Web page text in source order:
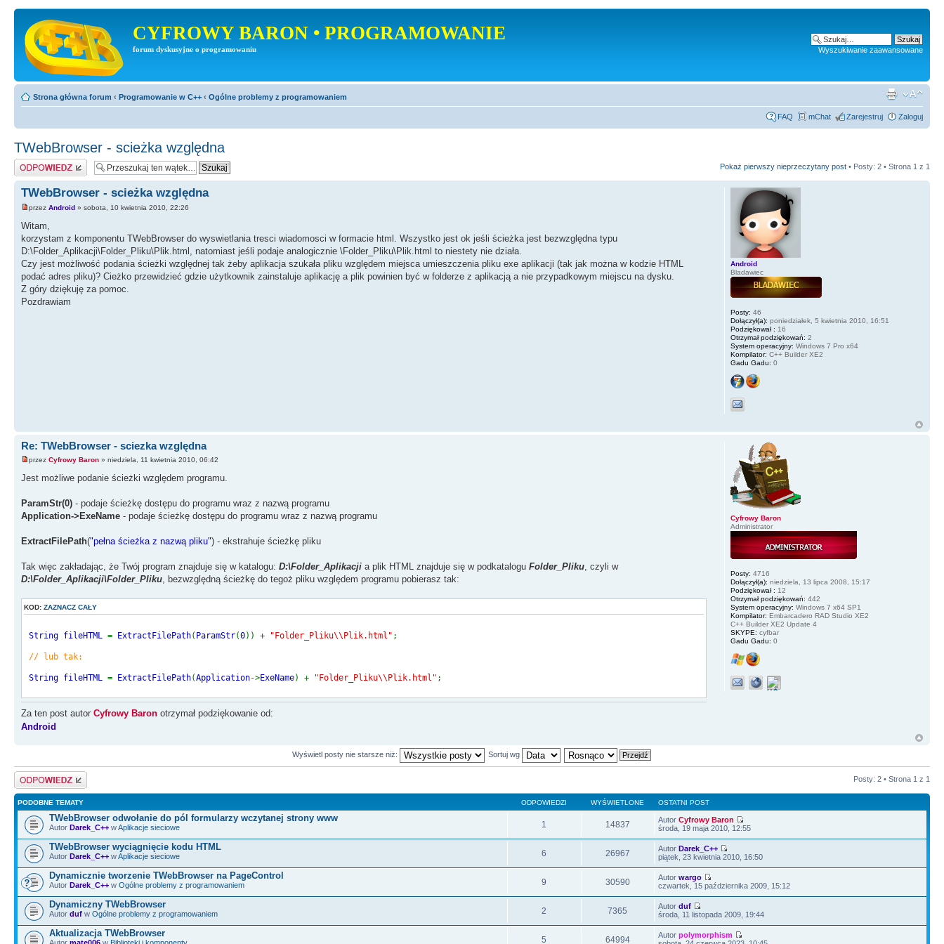
CYFROWY BARON • PROGRAMOWANIE
forum dyskusyjne o programowaniu Wyszukiwanie zaawansowane
Strona główna forum ‹ Programowanie w C++ ‹ Ogólne problemy z programowaniem
FAQ mChat Zarejestruj Zaloguj
TWebBrowser - scieżka względna
Odpowiedz Pokaż pierwszy nieprzeczytany post • Posty: 2 • Strona 1 z 1
TWebBrowser - scieżka względna
przez Android » sobota, 10 kwietnia 2010, 22:26
Witam,
korzystam z komponentu TWebBrowser do wyswietlania tresci wiadomosci w formacie html. Wszystko jest ok jeśli ścieżka jest bezwzględna typu
D:\Folder_Aplikacji\Folder_Pliku\Plik.html, natomiast jeśli podaje analogicznie \Folder_Pliku\Plik.html to niestety nie działa.
Czy jest możliwość podania ścieżki względnej tak żeby aplikacja szukała pliku względem miejsca umieszczenia pliku exe aplikacji (tak jak można w kodzie HTML
podać adres pliku)? Cieżko przewidzieć gdzie użytkownik zainstaluje aplikację a plik powinien być w folderze z aplikacją a nie przypadkowym miejscu na dysku.
Z góry dziękuję za pomoc.
Pozdrawiam
Android
Bladawiec
Posty: 46
Dołączył(a): poniedziałek, 5 kwietnia 2010, 16:51
Podziękował : 16
Otrzymał podziękowań: 2
System operacyjny: Windows 7 Pro x64
Kompilator: C++ Builder XE2
Gadu Gadu: 0
Re: TWebBrowser - sciezka względna
przez Cyfrowy Baron » niedziela, 11 kwietnia 2010, 06:42
Jest możliwe podanie ścieżki względem programu.
ParamStr(0) - podaje ścieżkę dostępu do programu wraz z nazwą programu
Application->ExeName - podaje ścieżkę dostępu do programu wraz z nazwą programu
ExtractFilePath("pełna ścieżka z nazwą pliku") - ekstrahuje ścieżkę pliku
Tak więc zakładając, że Twój program znajduje się w katalogu: D:\Folder_Aplikacji a plik HTML znajduje się w podkatalogu Folder_Pliku , czyli w
D:\Folder_Aplikacji\Folder_Pliku , bezwzględną ścieżkę do tegoż pliku względem programu pobierasz tak:
KOD: ZAZNACZ CAŁY
String fileHTML = ExtractFilePath( ParamStr(0)) + "Folder_Pliku\\Plik.html" ;
// lub tak:
String fileHTML = ExtractFilePath(Application->ExeName) + "Folder_Pliku\\Plik.html" ;
Za ten post autor Cyfrowy Baron otrzymał podziękowanie od:
Android
Cyfrowy Baron
Administrator
Posty: 4716
Dołączył(a): niedziela, 13 lipca 2008, 15:17
Podziękował : 12
Otrzymał podziękowań: 442
System operacyjny: Windows 7 x64 SP1
Kompilator: Embarcadero RAD Studio XE2
C++ Builder XE2 Update 4
SKYPE: cyfbar
Gadu Gadu: 0
Wyświetl posty nie starsze niż: Sortuj wg
Odpowiedz Posty: 2 • Strona 1 z 1
PODOBNE TEMATY ODPOWIEDZI WYŚWIETLONE OSTATNI POST
TWebBrowser odwołanie do pól formularzy wczytanej strony www
Autor Darek_C++ wAplikacje sieciowe 1 14837 AutorCyfrowy Baron
środa, 19 maja 2010, 12:55
TWebBrowser wyciągnięcie kodu HTML
Autor Darek_C++ wAplikacje sieciowe 6 26967 AutorDarek_C++
piątek, 23 kwietnia 2010, 16:50
Dynamicznie tworzenie TWebBrowser na PageControl
Autor Darek_C++ w Ogólne problemy z programowaniem 9 30590 Autorwargo
czwartek, 15 października 2009, 15:12
Dynamiczny TWebBrowser
Autor duf w Ogólne problemy z programowaniem 2 7365 Autorduf
środa, 11 listopada 2009, 19:44
Aktualizacja TWebBrowser
Autor mate006 w Biblioteki i komponenty 5 64994 Autorpolymorphism